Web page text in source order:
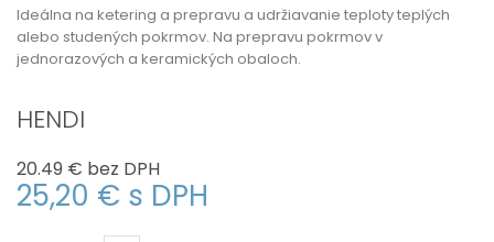
Ideálna na ketering a prepravu a udržiavanie teploty teplých
alebo studených pokrmov. Na prepravu pokrmov v
jednorazových a keramických obaloch.
HENDI
20.49 € bez DPH
25,20 € s DPH